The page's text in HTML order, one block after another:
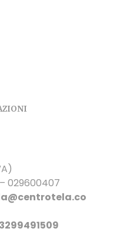
029600407